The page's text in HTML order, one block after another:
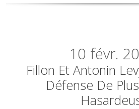
10 févr.
Fillon Et Antonin
Défense De